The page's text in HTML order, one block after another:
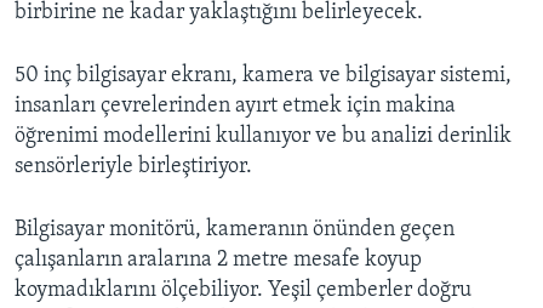
birbirine ne kadar yaklaştığını belirleyecek.
50 inç bilgisayar ekranı, kamera ve bilgisayar sistemi,
insanları çevrelerinden ayırt etmek için makina
öğrenimi modellerini kullanıyor ve bu analizi derinlik
sensörleriyle birleştiriyor.
Bilgisayar monitörü, kameranın önünden geçen
çalışanların aralarına 2 metre mesafe koyup
koymadıklarını ölçebiliyor. Yeşil çemberler doğru